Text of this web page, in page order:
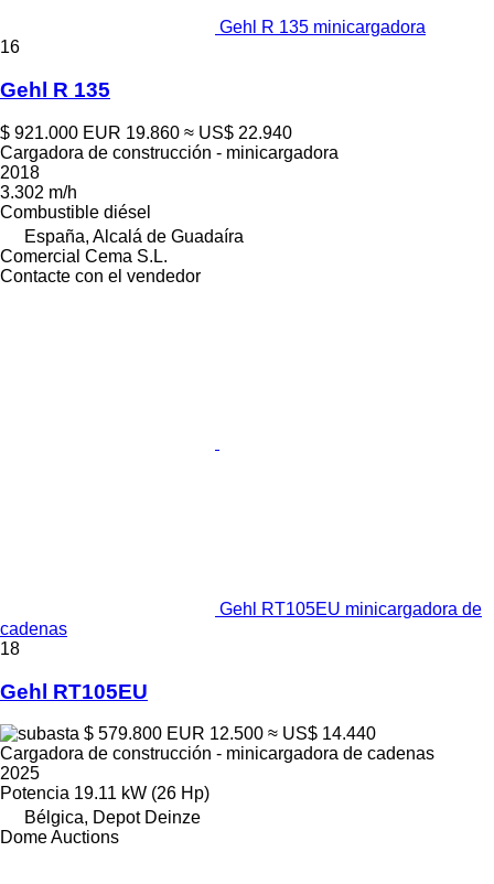
Gehl R 135 minicargadora
16
Gehl R 135
$ 921.000 EUR 19.860 ≈ US$ 22.940
Cargadora de construcción - minicargadora
2018
3.302 m/h
Combustible diésel
España, Alcalá de Guadaíra
Comercial Cema S.L.
Contacte con el vendedor
Gehl RT105EU minicargadora de
cadenas
18
Gehl RT105EU
$ 579.800 EUR 12.500 ≈ US$ 14.440
Cargadora de construcción - minicargadora de cadenas
2025
Potencia 19.11 kW (26 Hp)
Bélgica, Depot Deinze
Dome Auctions